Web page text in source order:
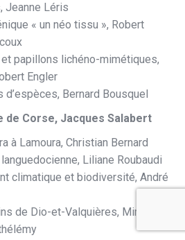
Jeanne Léris
« un néo tissu », Robert
papillons lichéno-mimétiques,
Engler
d’espèces, Bernard Bousquel
de Corse, Jacques Salabert
à Lamoura, Christian Bernard
Liliane Roubaudi
climatique et biodiversité, André
de Dio-et-Valquières, Mireille